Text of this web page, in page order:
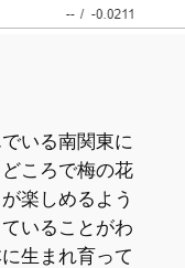
いる南関東に
ころで梅の花
楽しめるよう
いることがわ
生まれ育って